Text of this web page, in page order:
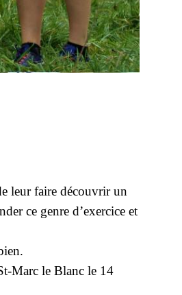
leur faire découvrir un
ce genre d’exercice et
Marc le Blanc le 14